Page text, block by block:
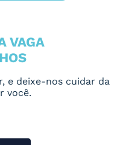
VAGA
e deixe-nos cuidar da
você.